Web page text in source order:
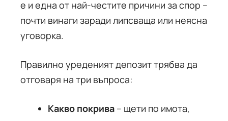
е и една от най-честите причини за спор –
почти винаги заради липсваща или неясна
уговорка.
Правилно уреденият депозит трябва да
отговаря на три въпроса:
Какво покрива – щети по имота,